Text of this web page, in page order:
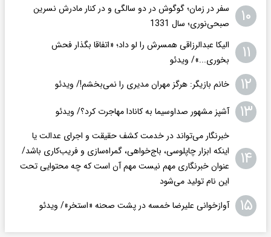
۱۰
سفر در زمان؛ گوگوش در دو سالگی و در کنار مادرش نسرین
صبحی‌نوری؛ سال 1331
۱۱
الیکا عبدالرزاقی همسرش را لو داد؛ «اتفاقا بگذار فحش
بخوری...»/ ویدئو
۱۲ خانم بازیگر: هرگز مهران مدیری را نمی‌بخشم!/ ویدئو
۱۳ آشپز مشهور صداوسیما به کانادا مهاجرت کرد؟/ ویدئو
۱۴
خبرنگار می‌تواند در خدمت کشف حقیقت و اجرای عدالت یا
اینکه ابزار چاپلوسی، باج‌خواهی، گمراه‌سازی و فریب‌کاری باشد/
عنوان خبرنگاری مهم نیست مهم آن است که چه محتوایی تحت
این نام تولید می‌شود
۱۵ آوازخوانی علیرضا خمسه در پشت صحنه «استخر»/ ویدئو